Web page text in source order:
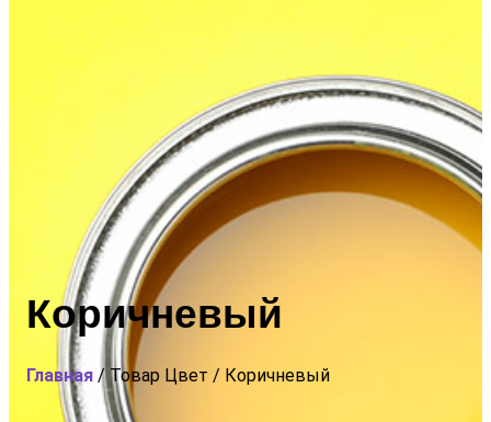
Коричневый
Главная / Товар Цвет / Коричневый